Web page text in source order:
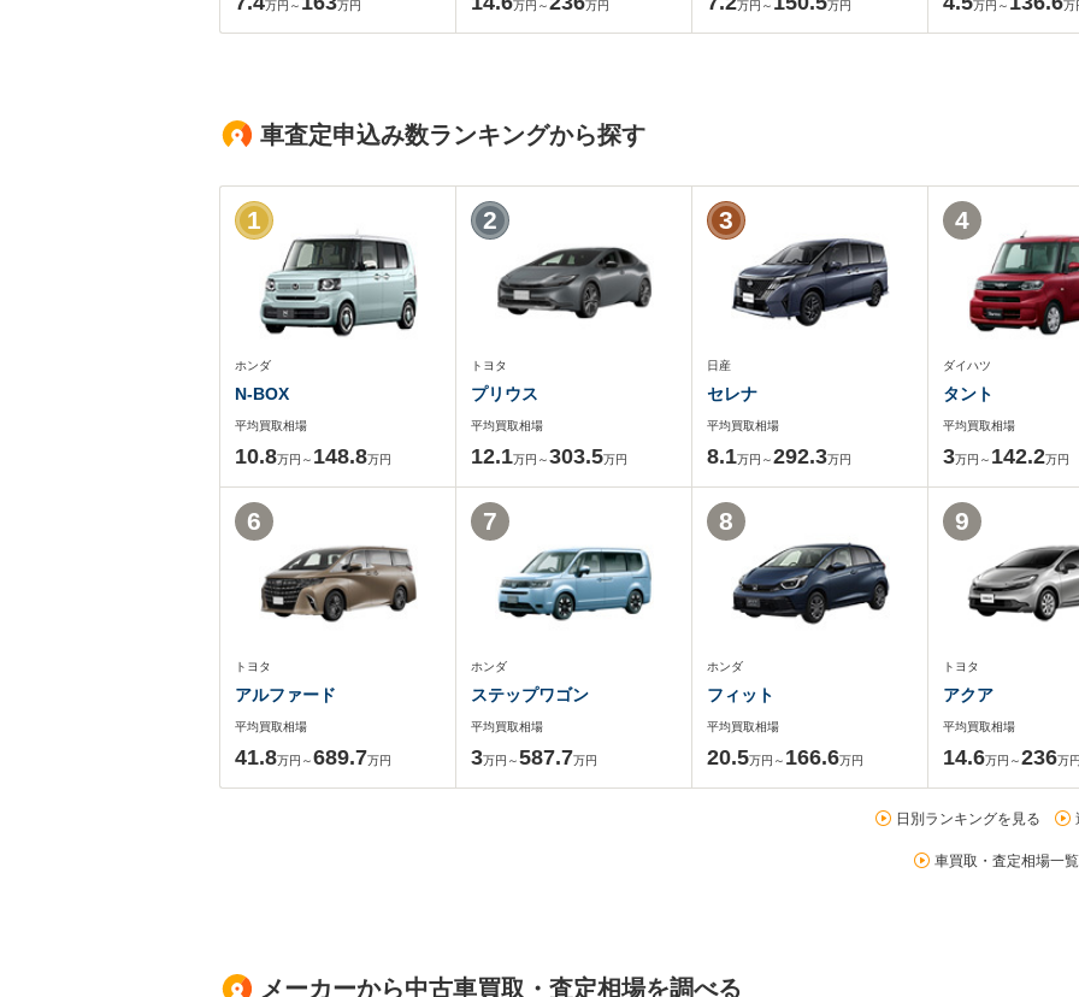
万円～ 万円 万円～ 万円 万円～ 万円 万円～ 万
車査定申込み数ランキングから探す
ホンダ
N-BOX
平均買取相場
10.8万円～ 148.8万円
1
トヨタ
プリウス
平均買取相場
12.1万円～303.5万円
2
日産
セレナ
平均買取相場
8.1万円～292.3万円
3
ダイハツ
タント
平均買取相場
3万円～ 142.2万円
4
トヨタ
アルファード
平均買取相場
41.8万円～689.7万円
6
ホンダ
ステップワゴン
平均買取相場
3万円～587.7万円
7
ホンダ
フィット
平均買取相場
20.5万円～ 166.6万円
8
トヨタ
アクア
平均買取相場
14.6万円～236万円
9
日別ランキングを見る
車買取・査定相場一
メーカーから中古車買取・査定相場を調べる